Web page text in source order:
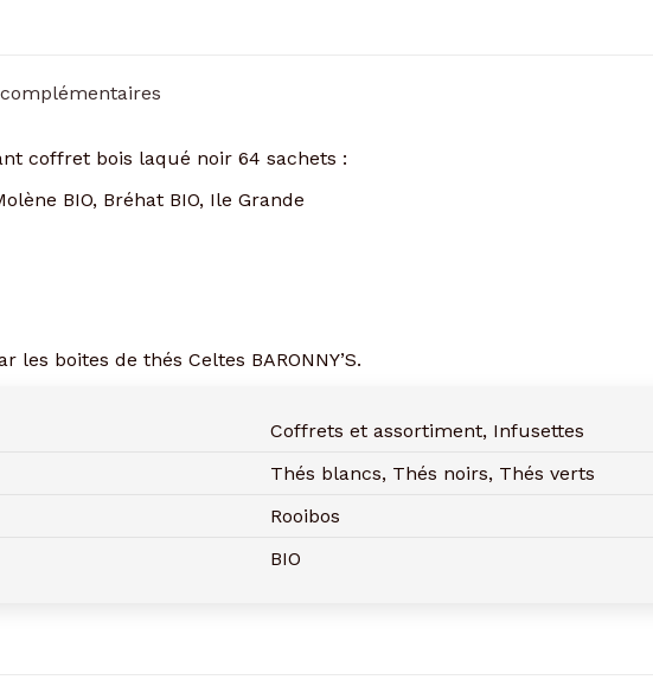
coffret bois laqué noir 64 sachets :
BIO, Bréhat BIO, Ile Grande
les boites de thés Celtes BARONNY’S.
Coffrets et assortiment, Infusettes
Thés blancs, Thés noirs, Thés verts
Rooibos
BIO